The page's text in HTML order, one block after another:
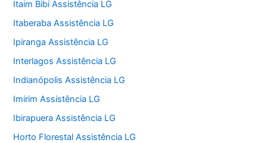
Itaim Bibi Assistência LG
Itaberaba Assistência LG
Ipiranga Assistência LG
Interlagos Assistência LG
Indianópolis Assistência LG
Imirim Assistência LG
Ibirapuera Assistência LG
Horto Florestal Assistência LG